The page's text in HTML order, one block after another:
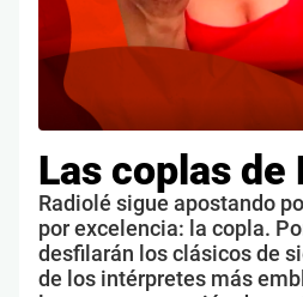
Las coplas de
Radiolé sigue apostando
por excelencia: la copla.
desfilarán los clásicos de
de los intérpretes más